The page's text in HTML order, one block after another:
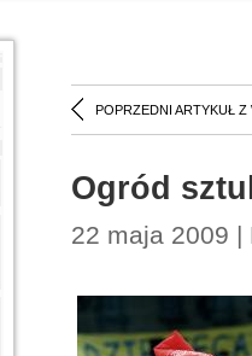
POPRZEDNI ARTYKUŁ Z
Ogród
22 maja 2009 |